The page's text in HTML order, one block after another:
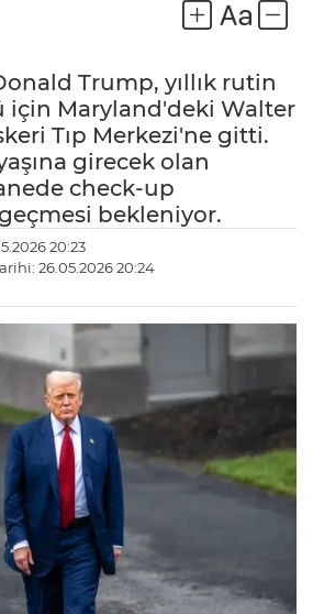
Trump, yıllık rutin
için Maryland'deki Walter
Tıp Merkezi'ne gitti.
girecek olan
check-up
bekleniyor.
20:23
26.05.2026 20:24